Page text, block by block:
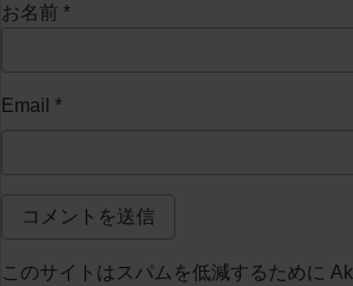
お名前 *
Email *
このサイトはスパムを低減するために